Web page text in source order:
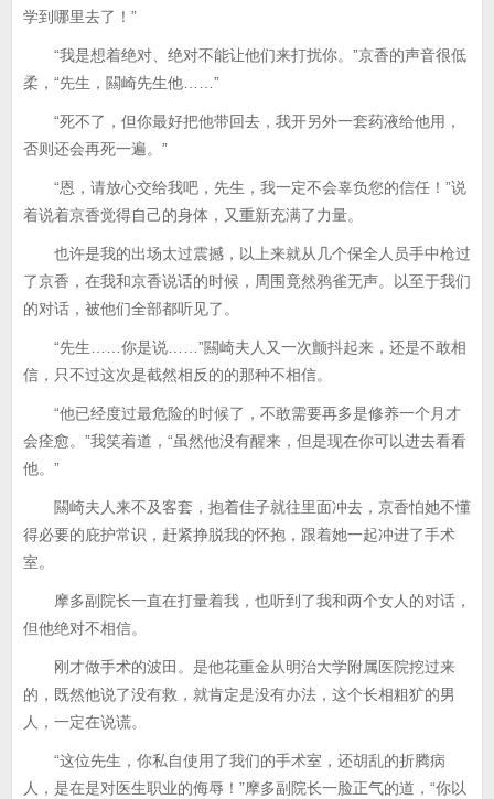
学到哪里去了！”
“我是想着绝对、绝对不能让他们来打扰你。”京香的声音很低
柔，“先生，闗崎先生他……”
“死不了，但你最好把他带回去，我开另外一套药液给他用，
否则还会再死一遍。”
“恩，请放心交给我吧，先生，我一定不会辜负您的信任！”说
着说着京香觉得自己的身体，又重新充满了力量。
也许是我的出场太过震撼，以上来就从几个保全人员手中枪过
了京香，在我和京香说话的时候，周围竟然鸦雀无声。以至于我们
的对话，被他们全部都听见了。
“先生……你是说……”闗崎夫人又一次颤抖起来，还是不敢相
信，只不过这次是截然相反的的那种不相信。
“他已经度过最危险的时候了，不敢需要再多是修养一个月才
会痊愈。”我笑着道，“虽然他没有醒来，但是现在你可以进去看看
他。”
闗崎夫人来不及客套，抱着佳子就往里面冲去，京香怕她不懂
得必要的庇护常识，赶紧挣脱我的怀抱，跟着她一起冲进了手术
室。
摩多副院长一直在打量着我，也听到了我和两个女人的对话，
但他绝对不相信。
刚才做手术的波田。是他花重金从明治大学附属医院挖过来
的，既然他说了没有救，就肯定是没有办法，这个长相粗犷的男
人，一定在说谎。
“这位先生，你私自使用了我们的手术室，还胡乱的折腾病
人，是在是对医生职业的侮辱！”摩多副院长一脸正气的道，“你以